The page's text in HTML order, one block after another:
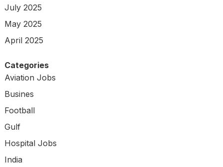
July 2025
May 2025
April 2025
Categories
Aviation Jobs
Busines
Football
Gulf
Hospital Jobs
India